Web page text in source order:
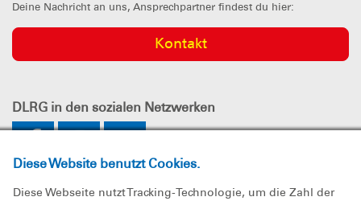
Diese Website benutzt Cookies.
Diese Webseite nutzt Tracking-Technologie, um die Zahl der
Deine Nachricht an uns, Ansprechpartner findest du hier:
Kontakt
DLRG in den sozialen Netzwerken